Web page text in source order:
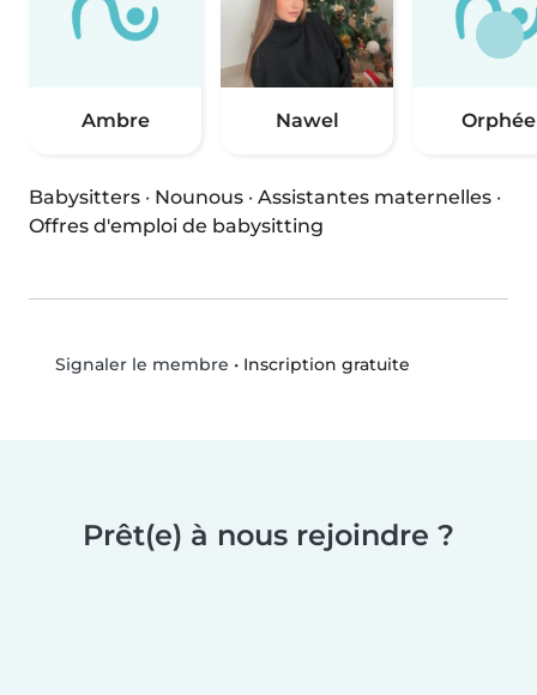
Ambre Nawel Orphée
Babysitters · Nounous · Assistantes maternelles ·
Offres d'emploi de babysitting
Signaler le membre • Inscription gratuite
Prêt(e) à nous rejoindre ?